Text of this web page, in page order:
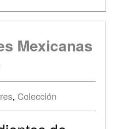
Mexicanas
, Colección